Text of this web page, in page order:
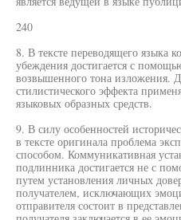
240
8. В тексте переводящего языка
убеждения достигается с
возвышенного тона изложения.
стилистического эффекта
языковых образных средств.
9. В силу особенностей
в тексте оригинала проблема
способом. Коммуникативная
подлинника достигается не с
путем установления личных
получателем, исключающих
отправителя состоит в